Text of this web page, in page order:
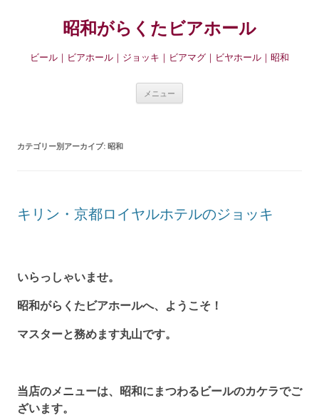
昭和がらくたビアホール
ビール｜ビアホール｜ジョッキ｜ビアマグ｜ビヤホール｜昭和
メニュー
カテゴリー別アーカイブ: 昭和
キリン・京都ロイヤルホテルのジョッキ
いらっしゃいませ。
昭和がらくたビアホールへ、ようこそ！
マスターと務めます丸山です。
当店のメニューは、昭和にまつわるビールのカケラでご
ざいます。